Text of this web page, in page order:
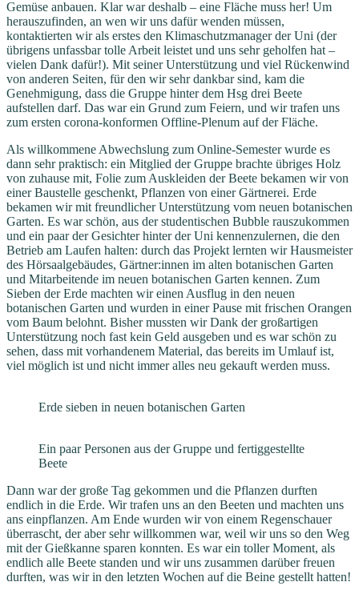
Gemüse anbauen. Klar war deshalb – eine Fläche muss her! Um
herauszufinden, an wen wir uns dafür wenden müssen,
kontaktierten wir als erstes den Klimaschutzmanager der Uni (der
übrigens unfassbar tolle Arbeit leistet und uns sehr geholfen hat –
vielen Dank dafür!). Mit seiner Unterstützung und viel Rückenwind
von anderen Seiten, für den wir sehr dankbar sind, kam die
Genehmigung, dass die Gruppe hinter dem Hsg drei Beete
aufstellen darf. Das war ein Grund zum Feiern, und wir trafen uns
zum ersten corona-konformen Offline-Plenum auf der Fläche.
Als willkommene Abwechslung zum Online-Semester wurde es
dann sehr praktisch: ein Mitglied der Gruppe brachte übriges Holz
von zuhause mit, Folie zum Auskleiden der Beete bekamen wir von
einer Baustelle geschenkt, Pflanzen von einer Gärtnerei. Erde
bekamen wir mit freundlicher Unterstützung vom neuen botanischen
Garten. Es war schön, aus der studentischen Bubble rauszukommen
und ein paar der Gesichter hinter der Uni kennenzulernen, die den
Betrieb am Laufen halten: durch das Projekt lernten wir Hausmeister
des Hörsaalgebäudes, Gärtner:innen im alten botanischen Garten
und Mitarbeitende im neuen botanischen Garten kennen. Zum
Sieben der Erde machten wir einen Ausflug in den neuen
botanischen Garten und wurden in einer Pause mit frischen Orangen
vom Baum belohnt. Bisher mussten wir Dank der großartigen
Unterstützung noch fast kein Geld ausgeben und es war schön zu
sehen, dass mit vorhandenem Material, das bereits im Umlauf ist,
viel möglich ist und nicht immer alles neu gekauft werden muss.
Erde sieben in neuen botanischen Garten
Ein paar Personen aus der Gruppe und fertiggestellte
Beete
Dann war der große Tag gekommen und die Pflanzen durften
endlich in die Erde. Wir trafen uns an den Beeten und machten uns
ans einpflanzen. Am Ende wurden wir von einem Regenschauer
überrascht, der aber sehr willkommen war, weil wir uns so den Weg
mit der Gießkanne sparen konnten. Es war ein toller Moment, als
endlich alle Beete standen und wir uns zusammen darüber freuen
durften, was wir in den letzten Wochen auf die Beine gestellt hatten!